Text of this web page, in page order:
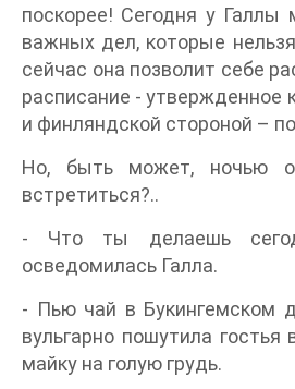
поскорее! Сегодня у Галлы
важных дел, которые
сейчас она позволит себе
расписание - утвержденное
и финляндской стороной –
Но, быть может, ночью
встретиться?..
- Что ты делаешь
осведомилась Галла.
- Пью чай в Букингемском
вульгарно пошутила гостья
майку на голую грудь.